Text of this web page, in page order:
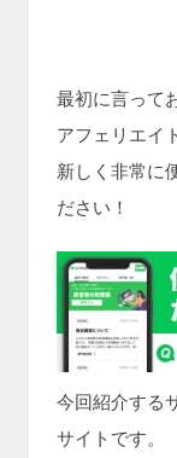
最初に言って
アフェリエイ
新しく非常に
ださい！
今回紹介する
サイトです。